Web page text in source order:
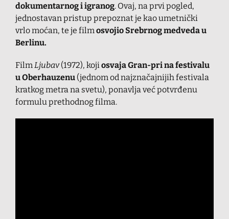
dokumentarnog i igranog. Ovaj, na prvi pogled,
jednostavan pristup prepoznat je kao umetnički
vrlo moćan, te je film osvojio Srebrnog medveda u
Berlinu.
Film Ljubav(1972), koji osvaja Gran-pri na festivalu
u Oberhauzenu (jednom od najznačajnijih festivala
kratkog metra na svetu), ponavlja već potvrđenu
formulu prethodnog filma.